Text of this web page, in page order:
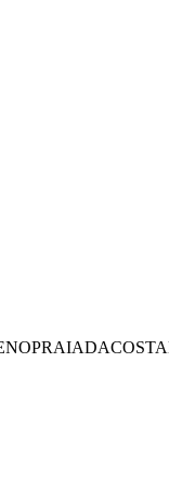
PRAIADACOSTA